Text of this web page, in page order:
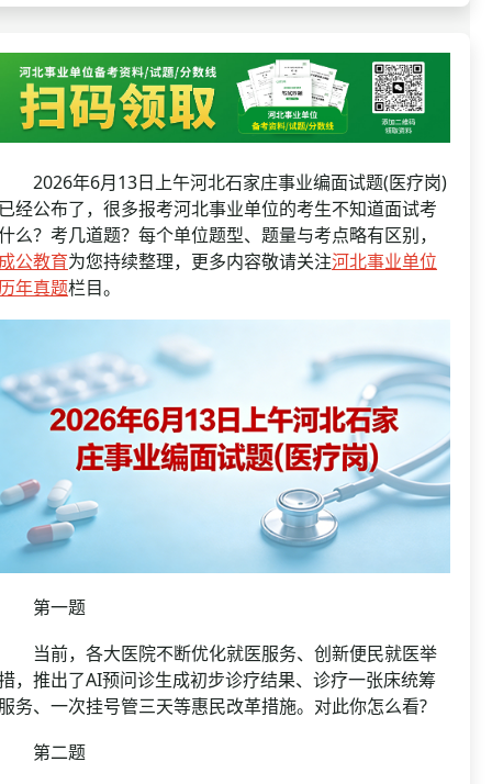
分数线
资格复审
面试补录
历年真题
国企/银行考试
年6月13日上午河北石家庄事业编面试题(医疗岗)
经公布了，很多报考河北事业单位的考生不知道面试考
么？考几道题？每个单位题型、题量与考点略有区别，
公教育为您持续整理，更多内容敬请关注河北事业单位
年真题栏目。
一题
前，各大医院不断优化就医服务、创新便民就医举
，推出了AI预问诊生成初步诊疗结果、诊疗一张床统筹
务、一次挂号管三天等惠民改革措施。对此你怎么看?
二题